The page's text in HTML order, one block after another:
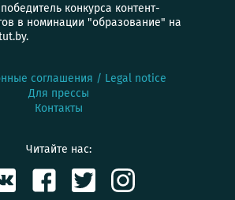
конкурса контент-
в номинации "образование" на
соглашения / Legal notice
Для прессы
Контакты
Читайте нас: